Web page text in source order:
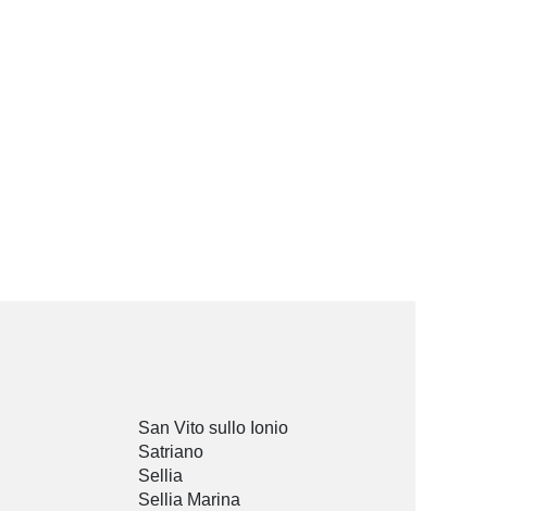
San Vito sullo Ionio
Satriano
Sellia
Sellia Marina